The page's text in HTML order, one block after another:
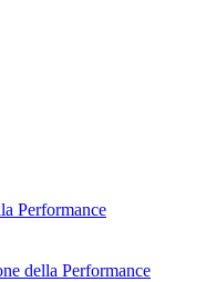
Performance
della Performance